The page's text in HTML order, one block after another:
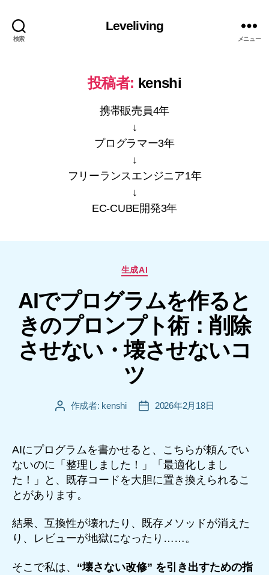
検索
Leveliving
メニュー
投稿者: kenshi
携帯販売員4年
↓
プログラマー3年
↓
フリーランスエンジニア1年
↓
EC-CUBE開発3年
カ
ゴ
リ
ー
生成AI
AIでプログラムを作ると
きのプロンプト術：削除
させない・壊させないコ
ツ
投 作成者: kenshi
投
2026年2月18日
AIにプログラムを書かせると、こちらが頼んでい
ないのに「整理しました！」「最適化しまし
た！」と、既存コードを大胆に置き換えられるこ
とがあります。
結果、互換性が壊れたり、既存メソッドが消えた
り、レビューが地獄になったり……。
そこで私は、 “壊さない改修” を引き出すための指